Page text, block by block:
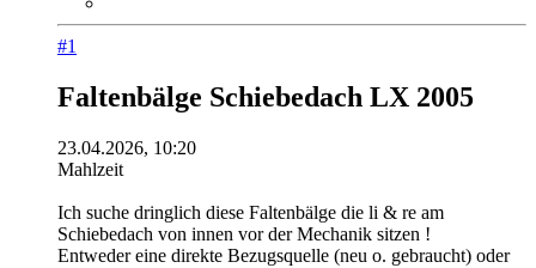
#1
Faltenbälge Schiebedach LX 2005
23.04.2026, 10:20
Mahlzeit
Ich suche dringlich diese Faltenbälge die li & re am
Schiebedach von innen vor der Mechanik sitzen !
Entweder eine direkte Bezugsquelle (neu o. gebraucht) oder